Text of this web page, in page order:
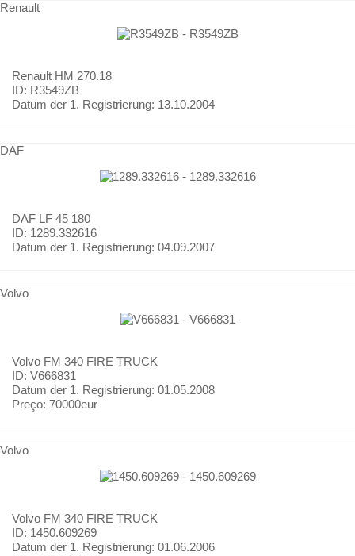
Renault
Renault HM 270.18
ID: R3549ZB
Datum der 1. Registrierung: 13.10.2004
DAF
DAF LF 45 180
ID: 1289.332616
Datum der 1. Registrierung: 04.09.2007
Volvo
Volvo FM 340 FIRE TRUCK
ID: V666831
Datum der 1. Registrierung: 01.05.2008
Preço: 70000eur
Volvo
Volvo FM 340 FIRE TRUCK
ID: 1450.609269
Datum der 1. Registrierung: 01.06.2006